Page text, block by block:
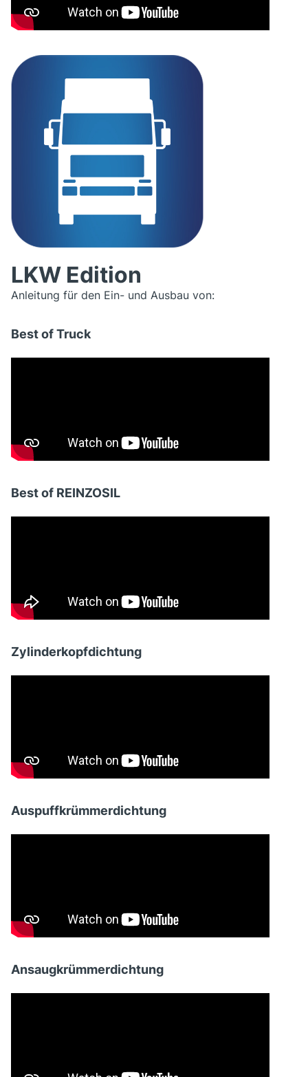
LKW Edition
Anleitung für den Ein- und Ausbau von:
Best of Truck
Best of REINZOSIL
Zylinderkopfdichtung
Auspuffkrümmerdichtung
Ansaugkrümmerdichtung